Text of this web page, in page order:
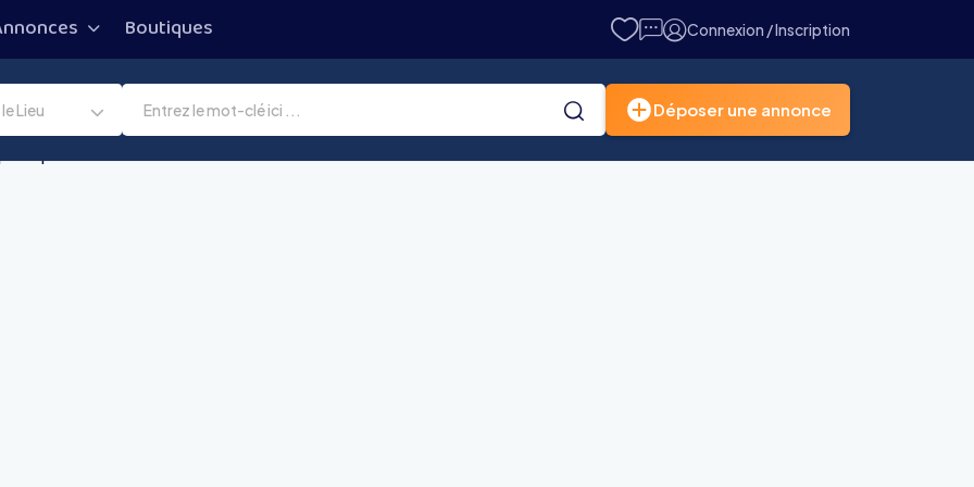
Boutiques Connexion / Inscription
Lieu Déposer une annonce